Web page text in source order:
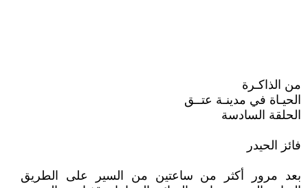
من الذاكـرة
الحيـاة في مدينـة عتــق
الحلقة السادسة
فائز الحيدر
بعد مرور أكثر من ساعتين من السير على الطريق